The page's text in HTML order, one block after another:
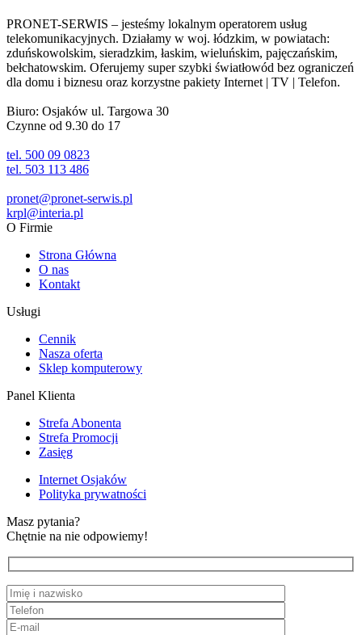
PRONET-SERWIS – jesteśmy lokalnym operatorem usług
telekomunikacyjnych. Działamy w woj. łódzkim, w powiatach:
zduńskowolskim, sieradzkim, łaskim, wieluńskim, pajęczańskim,
bełchatowskim. Oferujemy super szybki światłowód bez ograniczeń
dla domu i biznesu oraz korzystne pakiety Internet | TV | Telefon.
Biuro: Osjaków ul. Targowa 30
Czynne od 9.30 do 17
tel. 500 09 0823
tel. 503 113 486
pronet@pronet-serwis.pl
krpl@interia.pl
O Firmie
Strona Główna
O nas
Kontakt
Usługi
Cennik
Nasza oferta
Sklep komputerowy
Panel Klienta
Strefa Abonenta
Strefa Promocji
Zasięg
Internet Osjaków
Polityka prywatności
Masz pytania?
Chętnie na nie odpowiemy!